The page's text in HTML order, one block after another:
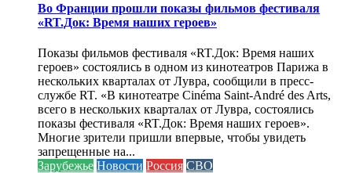
Во Франции прошли показы фильмов фестиваля
«RT.Док: Время наших героев»
Показы фильмов фестиваля «RT.Док: Время наших
героев» состоялись в одном из кинотеатров Парижа в
нескольких кварталах от Лувра, сообщили в пресс-
службе RT. «В кинотеатре Cinéma Saint-André des Arts,
всего в нескольких кварталах от Лувра, состоялись
показы фестиваля «RT.Док: Время наших героев».
Многие зрители пришли впервые, чтобы увидеть
запрещенные на...
Зарубежье Новости Россия СВО